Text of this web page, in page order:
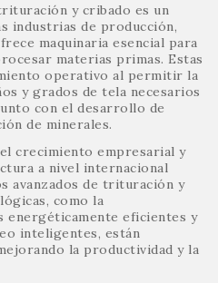
y cribado es un
industrias de producción,
maquinaria esencial para
materias primas. Estas
operativo al permitir la
y grados de tela necesarios
con el desarrollo de
de minerales.
crecimiento empresarial y
a nivel internacional
avanzados de trituración y
como la
energéticamente eficientes y
inteligentes, están
la productividad y la